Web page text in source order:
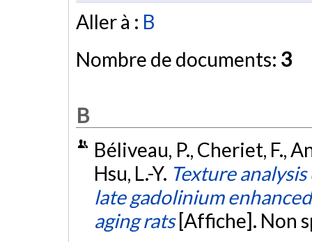
Aller à : B
Nombre de documents: 3
B
Béliveau, P., Cheriet, F.,
Hsu, L.-Y. Texture
late gadolinium
aging rats [Affiche]. Non